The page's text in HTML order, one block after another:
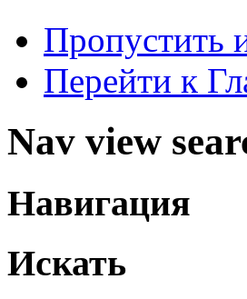
Пропустить
Перейти к
Nav view
Навигация
Искать